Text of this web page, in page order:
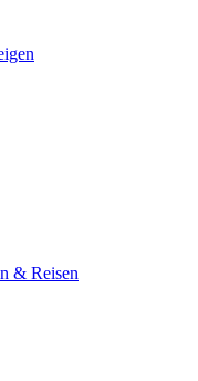
& Reisen